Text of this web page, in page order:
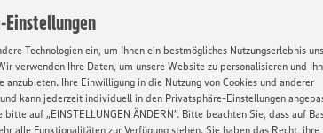
Technologien ein, um Ihnen ein bestmögliches Nutzungserlebnis
verwenden Ihre Daten, um unsere Website zu personalisieren und
anzubieten. Ihre Einwilligung in die Nutzung von Cookies und anderer
kann jederzeit individuell in den Privatsphäre-Einstellungen
auf „EINSTELLUNGEN ÄNDERN”. Bitte beachten Sie, dass auf
alle Funktionalitäten zur Verfügung stehen. Sie haben das Recht, ihre
du abwechslungsreiche
du überdies mit deiner
nach drei Jahren mit einer
gleich auch noch das dritte
oder die
d) ablegst. Ganz schön fresh,